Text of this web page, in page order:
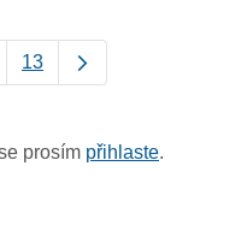
13
prosím přihlaste.